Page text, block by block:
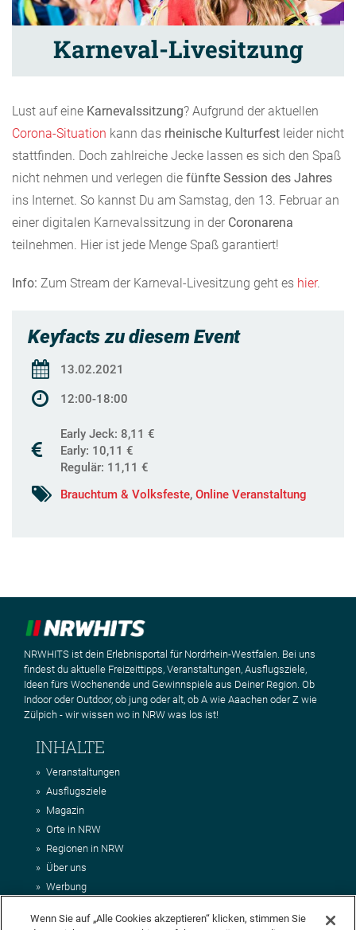
Karneval-Livesitzung
Lust auf eine Karnevalssitzung? Aufgrund der aktuellen
Corona-Situation kann das rheinische Kulturfest leider nicht
stattfinden. Doch zahlreiche Jecke lassen es sich den Spaß
nicht nehmen und verlegen die fünfte Session des Jahres
ins Internet. So kannst Du am Samstag, den 13. Februar an
einer digitalen Karnevalssitzung in der Coronarena
teilnehmen. Hier ist jede Menge Spaß garantiert!
Info: Zum Stream der Karneval-Livesitzung geht es hier.
Keyfacts zu diesem Event
13.02.2021
12:00-18:00
Early Jeck: 8,11 €
Early: 10,11 €
Regulär: 11,11 €
Brauchtum & Volksfeste, Online Veranstaltung
NRWHITS ist dein Erlebnisportal für Nordrhein-Westfalen. Bei uns
findest du aktuelle Freizeittipps, Veranstaltungen, Ausflugsziele,
Ideen fürs Wochenende und Gewinnspiele aus Deiner Region. Ob
Indoor oder Outdoor, ob jung oder alt, ob A wie Aaachen oder Z wie
Zülpich - wir wissen wo in NRW was los ist!
INHALTE
Veranstaltungen
Ausflugsziele
Magazin
Orte in NRW
Regionen in NRW
Über uns
Werbung
Impressum
Wenn Sie auf „Alle Cookies akzeptieren“ klicken, stimmen Sie